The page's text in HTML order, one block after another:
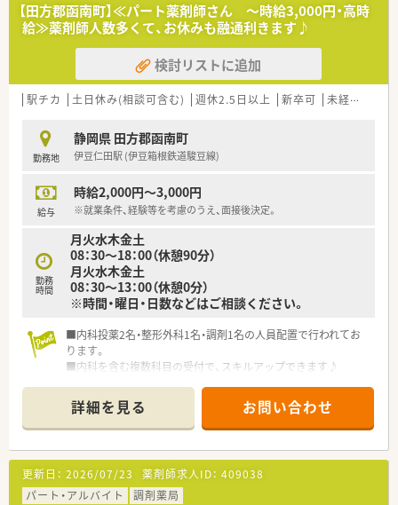
【田方郡函南町】≪パート薬剤師さん ～時給3,000円・高時
給≫薬剤師人数多くて、お休みも融通利きます♪
検討リストに追加
駅チカ 土日休み(相談可含む) 週休2.5日以上 新卒可 未経験可
勤務地
静岡県 田方郡函南町
伊豆仁田駅 (伊豆箱根鉄道駿豆線)
給与
時給2,000円～3,000円
※就業条件、経験等を考慮のうえ、面接後決定。
勤務
時間
月火水木金土
08：30～18：00（休憩90分）
月火水木金土
08：30～13：00（休憩0分）
※時間・曜日・日数などはご相談ください。
■内科投薬2名・整形外科1名・調剤1名の人員配置で行われてお
ります。
■内科を含む複数科目の受付で、スキルアップできます♪
詳細を見る お問い合わせ
更新日： 2026/07/23 薬剤師求人ID： 409038
パート・アルバイト
調剤薬局